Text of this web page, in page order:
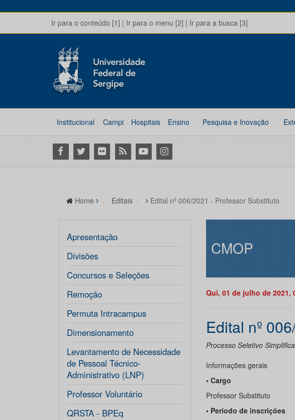
Ir para o conteúdo [1] | Ir para o menu [2] | Ir para a busca [3]
Institucional Campi Hospitais Ensino Pesquisa e Inovação
Facebook
Twitter Flickr RSS YoutubeInstagram
Home Editais Edital nº 006/2021 - Professor Substituto
Apresentação
Divisões
Concursos e Seleções
Remoção
Permuta Intracampus
Dimensionamento
Levantamento de Necessidade
de Pessoal Técnico-
Administrativo (LNP)
Professor Voluntário
QRSTA - BPEq
CMOP
Qui, 01 de julho de 2021,
Edital nº
Processo Seletivo
Informações gerais
• Cargo
Professor Substituto
• Período de inscrições